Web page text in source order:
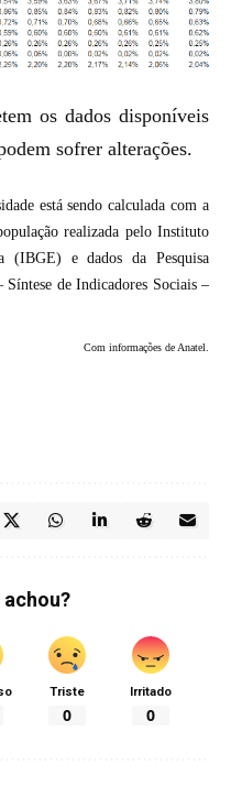
os dados disponíveis
sofrer alterações.
está sendo calculada com a
realizada pelo Instituto
(IBGE) e dados da Pesquisa
de Indicadores Sociais –
Com informações de Anatel.
achou?
Triste
0
Irritado
0